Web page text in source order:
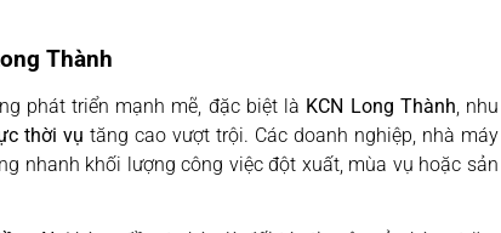
Thành
phát triển mạnh mẽ, đặc biệt là KCN Long Thành , nhu
thời vụ tăng cao vượt trội. Các doanh nghiệp, nhà máy
nhanh khối lượng công việc đột xuất, mùa vụ hoặc sản